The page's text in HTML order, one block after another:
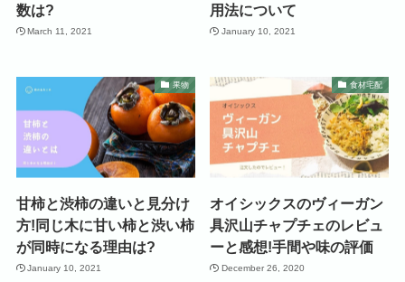
数は?
March 11, 2021
用法について
January 10, 2021
果物
甘柿と渋柿の違いと見分け
方!同じ木に甘い柿と渋い柿
が同時になる理由は?
January 10, 2021
食材宅配
オイシックスのヴィーガン
具沢山チャプチェのレビュ
ーと感想!手間や味の評価
December 26, 2020